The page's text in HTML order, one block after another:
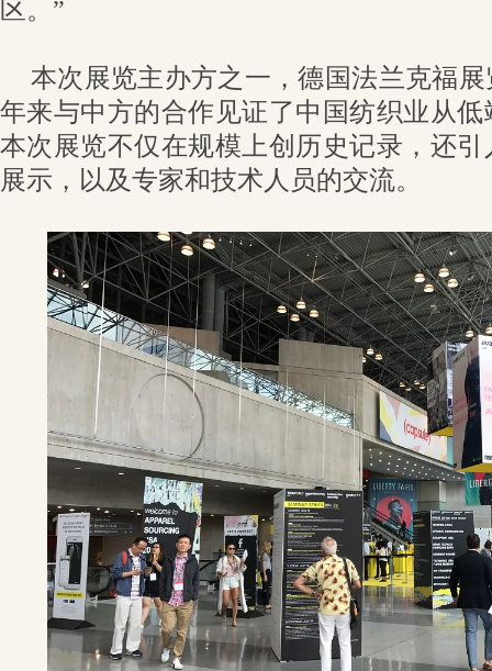
区。”
本次展览主办方之一，德国法兰克福
年来与中方的合作见证了中国纺织业从
本次展览不仅在规模上创历史记录，还
展示，以及专家和技术人员的交流。